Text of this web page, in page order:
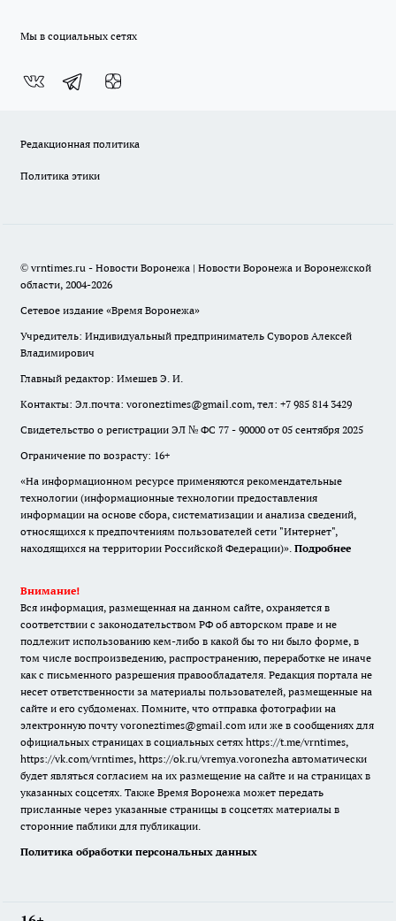
Мы в социальных сетях
Редакционная политика
Политика этики
© vrntimes.ru - Новости Воронежа | Новости Воронежа и Воронежской
области, 2004-2026
Сетевое издание «Время Воронежа»
Учредитель: Индивидуальный предприниматель Суворов Алексей
Владимирович
Главный редактор: Имешев Э. И.
Контакты: Эл.почта: voroneztimes@gmail.com, тел: +7 985 814 3429
Свидетельство о регистрации ЭЛ № ФС 77 - 90000 от 05 сентября 2025
Ограничение по возрасту: 16+
«На информационном ресурсе применяются рекомендательные
технологии (информационные технологии предоставления
информации на основе сбора, систематизации и анализа сведений,
относящихся к предпочтениям пользователей сети "Интернет",
находящихся на территории Российской Федерации)». Подробнее
Внимание!
Вся информация, размещенная на данном сайте, охраняется в
соответствии с законодательством РФ об авторском праве и не
подлежит использованию кем-либо в какой бы то ни было форме, в
том числе воспроизведению, распространению, переработке не иначе
как с письменного разрешения правообладателя. Редакция портала не
несет ответственности за материалы пользователей, размещенные на
сайте и его субдоменах. Помните, что отправка фотографии на
электронную почту voroneztimes@gmail.com или же в сообщениях для
официальных страницах в социальных сетях https://t.me/vrntimes,
https://vk.com/vrntimes, https://ok.ru/vremya.voronezha автоматически
будет являться согласием на их размещение на сайте и на страницах в
указанных соцсетях. Также Время Воронежа может передать
присланные через указанные страницы в соцсетях материалы в
сторонние паблики для публикации.
Политика обработки персональных данных